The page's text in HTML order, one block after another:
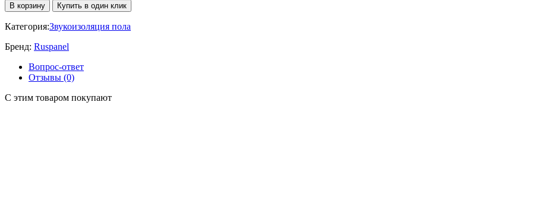
В корзину Купить в один клик
Категория:Звукоизоляция пола
Бренд: Ruspanel
Вопрос-ответ
Отзывы (0)
C этим товаром покупают